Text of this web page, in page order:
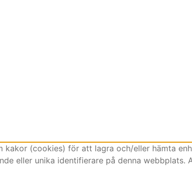
(cookies) för att lagra och/eller hämta
eller unika identifierare på denna